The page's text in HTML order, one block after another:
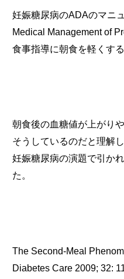
妊娠糖尿病のADAのマニ
Medical Management of
食事指導に朝食を軽くす
朝食後の血糖値が上がり
そうしているのだと理解
妊娠糖尿病の演題で引か
た。
The Second-Meal
Diabetes Care 2009; 32: